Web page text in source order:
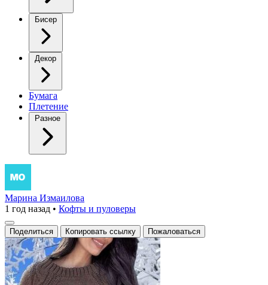
Бисер
Декор
Бумага
Плетение
Разное
Свитер
с
оригинальной
регланной
линией
Марина Измаилова
1 год назад • Кофты и пуловеры
Поделиться Копировать ссылку Пожаловаться